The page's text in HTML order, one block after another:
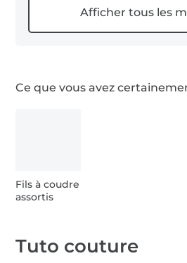
aiguilles machine à
oeillets & rivets
Ce que vous avez
Fils à coudre
assortis
Tuto couture